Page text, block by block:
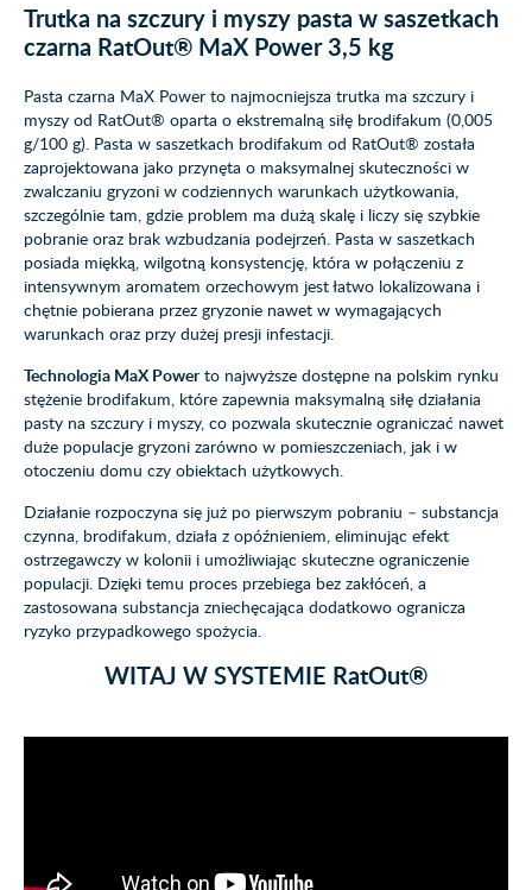
Trutka na szczury i myszy pasta w saszetkach
czarna RatOut® MaX Power 3,5 kg
Pasta czarna MaX Power to najmocniejsza trutka ma szczury i
myszy od RatOut® oparta o ekstremalną siłę brodifakum (0,005
g/100 g). Pasta w saszetkach brodifakum od RatOut® została
zaprojektowana jako przynęta o maksymalnej skuteczności w
zwalczaniu gryzoni w codziennych warunkach użytkowania,
szczególnie tam, gdzie problem ma dużą skalę i liczy się szybkie
pobranie oraz brak wzbudzania podejrzeń. Pasta w saszetkach
posiada miękką, wilgotną konsystencję, która w połączeniu z
intensywnym aromatem orzechowym jest łatwo lokalizowana i
chętnie pobierana przez gryzonie nawet w wymagających
warunkach oraz przy dużej presji infestacji.
Technologia MaX Powerto najwyższe dostępne na polskim rynku
stężenie brodifakum, które zapewnia maksymalną siłę działania
pasty na szczury i myszy, co pozwala skutecznie ograniczać nawet
duże populacje gryzoni zarówno w pomieszczeniach, jak i w
otoczeniu domu czy obiektach użytkowych.
Działanie rozpoczyna się już po pierwszym pobraniu – substancja
czynna, brodifakum, działa z opóźnieniem, eliminując efekt
ostrzegawczy w kolonii i umożliwiając skuteczne ograniczenie
populacji. Dzięki temu proces przebiega bez zakłóceń, a
zastosowana substancja zniechęcająca dodatkowo ogranicza
ryzyko przypadkowego spożycia.
WITAJ W SYSTEMIE RatOut®